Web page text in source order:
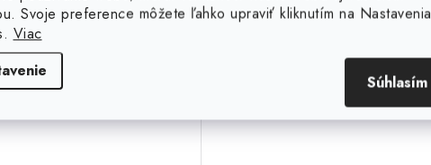
Svoje preference môžete ľahko upraviť kliknutím na Nastavenia
Viac
Súhlasím